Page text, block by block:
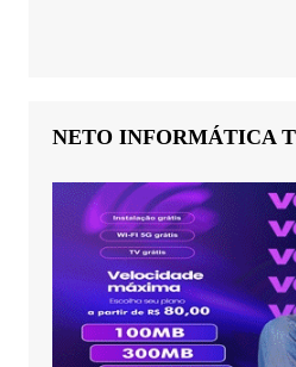
NETO INFORMÁTICA